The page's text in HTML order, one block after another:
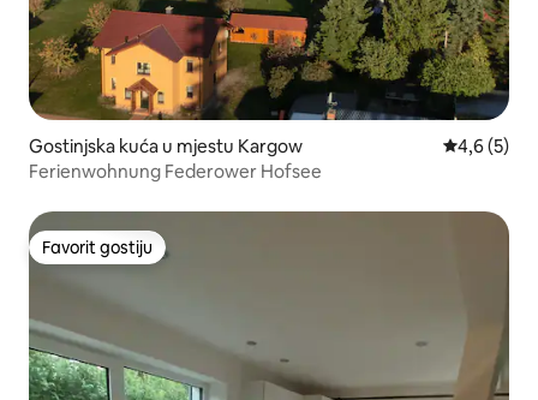
Gostinjska kuća u mjestu Kargow prosječna
4,6 (5)
Ferienwohnung Federower Hofsee
Favorit gostiju
Favorit gostiju